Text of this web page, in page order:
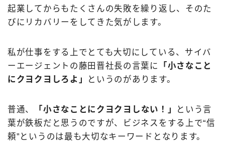
起業してからもたくさんの失敗を繰り返し、そのた
びにリカバリーをしてきた気がします。
私が仕事をする上でとても大切にしている、サイバ
ーエージェントの藤田晋社長の言葉に
「小さなこと
にクヨクヨしろよ」
というのがあります。
普通、 「小さなことにクヨクヨしない！」
という言
葉が鉄板だと思うのですが、ビジネスをする上で“信
頼”というのは最も大切なキーワードとなります。